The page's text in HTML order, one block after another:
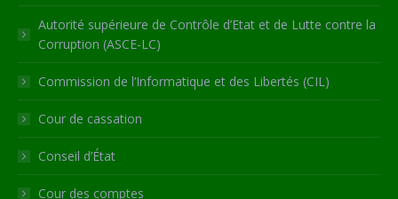
Autorité supérieure de Contrôle d’Etat et de Lutte contre la
Corruption (ASCE-LC)
Commission de l’Informatique et des Libertés (CIL)
Cour de cassation
Conseil d’État
Cour des comptes